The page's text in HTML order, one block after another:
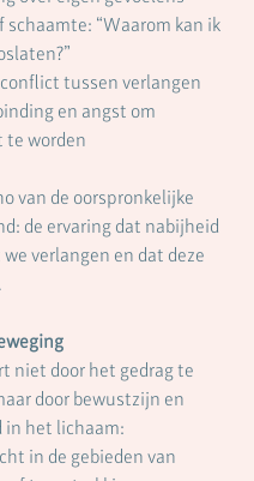
schaamte: “Waarom kan ik
tussen verlangen
en angst om
te worden
van de oorspronkelijke
de ervaring dat nabijheid
verlangen en dat deze
niet door het gedrag te
door bewustzijn en
in het lichaam:
in de gebieden van